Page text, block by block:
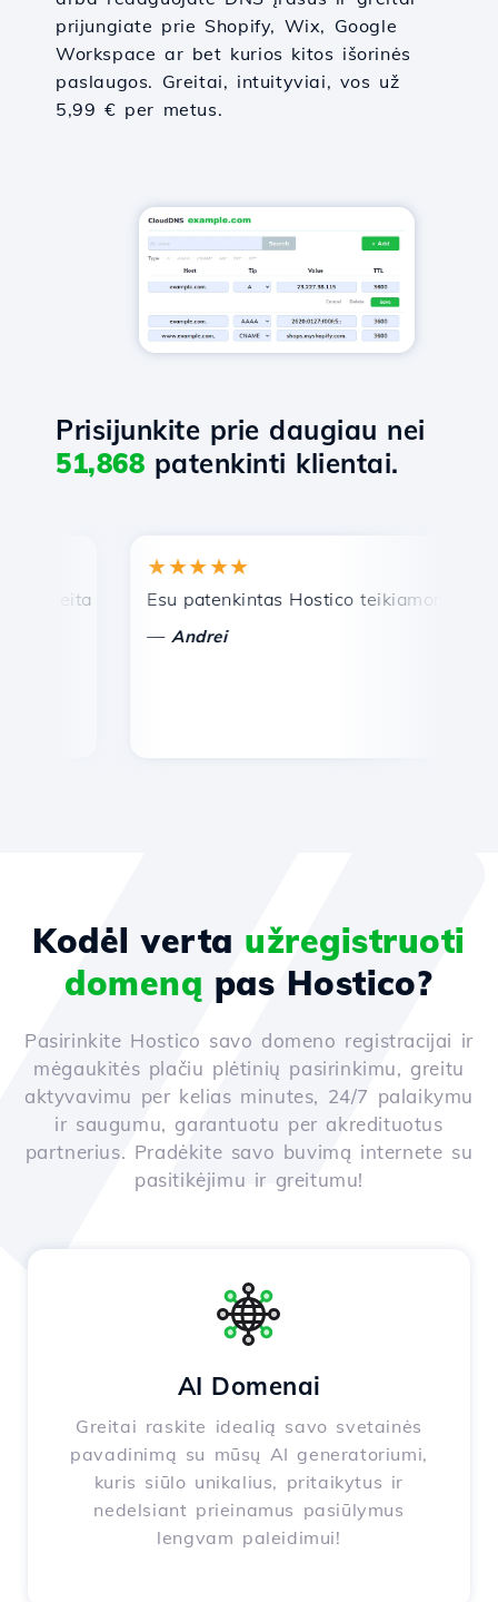
prijungiate prie Shopify, Wix, Google
Workspace ar bet kurios kitos išorinės
paslaugos. Greitai, intuityviai, vos už
5,99 € per metus.
Prisijunkite prie daugiau nei
51,868 patenkinti klientai.
ir efektyvi techninė pagalba.
★★★★★
Esu patenkintas Hostico teikiamomis
Andrei
Kodėl verta užregistruoti
domeną pas Hostico?
Pasirinkite Hostico savo domeno registracijai ir
mėgaukitės plačiu plėtinių pasirinkimu, greitu
aktyvavimu per kelias minutes, 24/7 palaikymu
ir saugumu, garantuotu per akredituotus
partnerius. Pradėkite savo buvimą internete su
pasitikėjimu ir greitumu!
AI Domenai
Greitai raskite idealią savo svetainės
pavadinimą su mūsų AI generatoriumi,
kuris siūlo unikalius, pritaikytus ir
nedelsiant prieinamus pasiūlymus
lengvam paleidimui!